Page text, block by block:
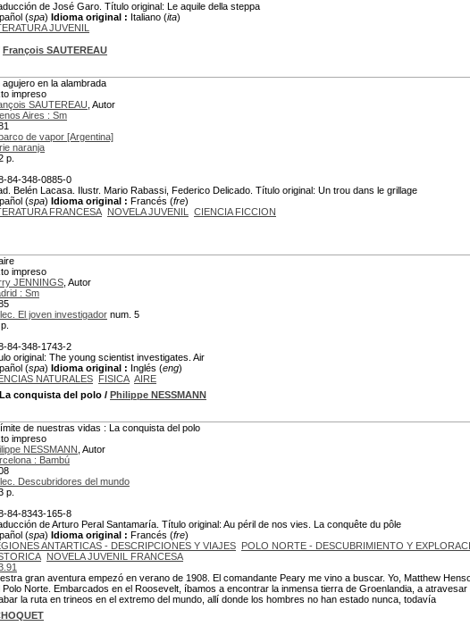
de José Garo. Título original: Le aquile della steppa
(spa) Idioma original : Italiano (ita)
JUVENIL
François SAUTEREAU
agujero en la alambrada
impreso
SAUTEREAU , Autor
Aires : Sm
de vapor [Argentina]
naranja
p.
84-348-0885-0
Belén Lacasa. Ilustr. Mario Rabassi, Federico Delicado. Título original: Un trou dans le grillage
(spa) Idioma original : Francés (fre)
FRANCESA NOVELA JUVENIL
CIENCIA FICCION
impreso
JENNINGS , Autor
: Sm
El joven investigador num. 5
84-348-1743-2
original: The young scientist investigates. Air
(spa) Idioma original : Inglés (eng)
NATURALES FISICA AIRE
conquista del polo / Philippe NESSMANN
de nuestras vidas : La conquista del polo
impreso
NESSMANN , Autor
: Bambú
Descubridores del mundo
p.
84-8343-165-8
de Arturo Peral Santamaría. Título original: Au péril de nos vies. La conquête du pôle
(spa) Idioma original : Francés (fre)
ANTARTICAS - DESCRIPCIONES Y VIAJES POLO NORTE - DESCUBRIMIENTO Y
NOVELA JUVENIL FRANCESA
gran aventura empezó en verano de 1908. El comandante Peary me vino a buscar. Yo, Matthew
Polo Norte. Embarcados en el Roosevelt, íbamos a encontrar la inmensa tierra de Groenlandia, a
la ruta en trineos en el extremo del mundo, allí donde los hombres no han estado nunca, todavía